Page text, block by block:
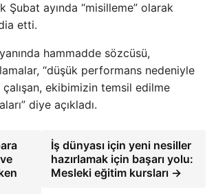
Şubat ayında “misilleme” olarak
etti.
hammadde sözcüsü,
“düşük performans nedeniyle
ekibimizin temsil edilme
diye açıkladı.
İş dünyası için yeni nesiller
hazırlamak için başarı yolu:
Mesleki eğitim kursları →